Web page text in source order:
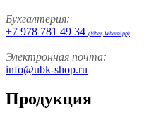
Бухгалтерия:
+7 978 781 49 34 (Viber, WhatsApp)
Электронная почта:
info@ubk-shop.ru
Продукция